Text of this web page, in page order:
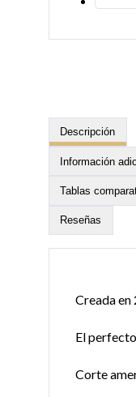
Descripción
Información
Tablas
Reseñas
Creada en
El
Corte